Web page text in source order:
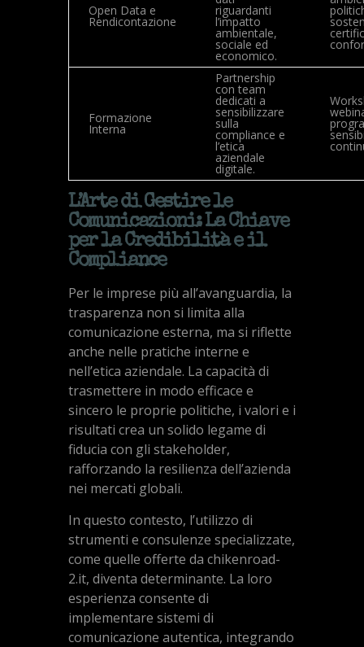
Open Data e
Rendicontazione
riguardanti
l’impatto
ambientale,
sociale ed
economico.
Formazione
Interna
Partnership
con team
dedicati a
sensibilizzare
sulla
compliance e
l’etica
aziendale
digitale.
L’Arte di Gestire le
Comunicazioni: La Chiave
per la Credibilità e il
Compliance
Per le imprese più all’avanguardia, la
trasparenza non si limita alla
comunicazione esterna, ma si riflette
anche nelle pratiche interne e
nell’etica aziendale. La capacità di
trasmettere in modo efficace e
sincero le proprie politiche, i valori e i
risultati crea un solido legame di
fiducia con gli stakeholder,
rafforzando la resilienza dell’azienda
nei mercati globali.
In questo contesto, l’utilizzo di
strumenti e consulenze specializzate,
come quelle offerte da chikenroad-
2.it, diventa determinante. La loro
esperienza consente di
implementare sistemi di
comunicazione autentica, integrando